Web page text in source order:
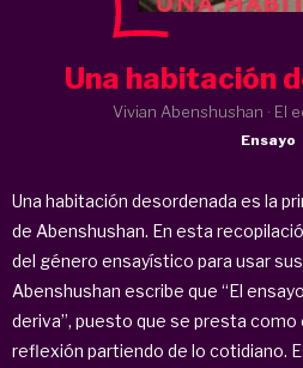
Una habitación
Vivian Abenshushan · El
Ensayo
Una habitación desordenada es la
de Abenshushan. En esta
del género ensayístico para usar
Abenshushan escribe que “El
deriva”, puesto que se presta
reflexión partiendo de lo cotidiano.